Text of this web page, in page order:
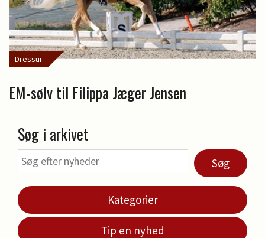
Dressur
EM-sølv til Filippa Jæger Jensen
Søg i arkivet
Søg
Kategorier
Tip en nyhed